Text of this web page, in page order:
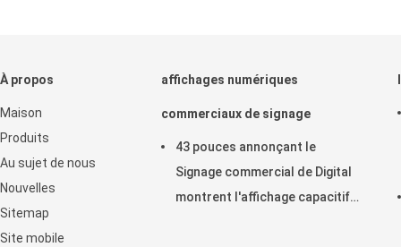
À propos
Maison
Produits
Au sujet de nous
Nouvelles
Sitemap
Site mobile
affichages numériques
commerciaux de signage
43 pouces annonçant le
Signage commercial de Digital
montrent l'affichage capacitif